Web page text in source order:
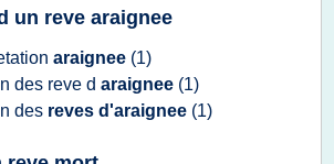
un reve araignee
araignee (1)
des reve d araignee (1)
des reves d'araignee (1)